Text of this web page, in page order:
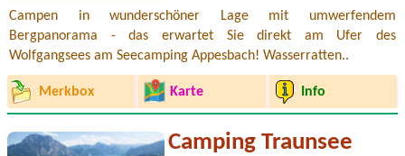
Campen in wunderschöner Lage mit umwerfendem
Bergpanorama - das erwartet Sie direkt am Ufer des
Wolfgangsees am Seecamping Appesbach! Wasserratten..
Merkbox Karte Info
Camping Traunsee